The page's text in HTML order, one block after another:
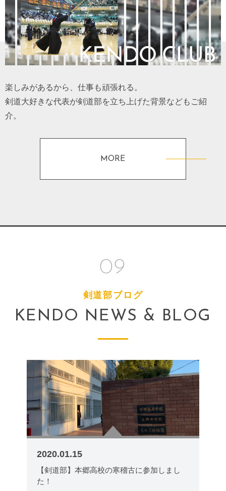
楽しみがあるから、仕事も頑張れる。
剣道大好きな代表が剣道部を立ち上げた背景などもご紹
介。
MORE
09
剣道部ブログ
KENDO NEWS & BLOG
2020.01.15
【剣道部】本郷高校の寒稽古に参加しまし
た！